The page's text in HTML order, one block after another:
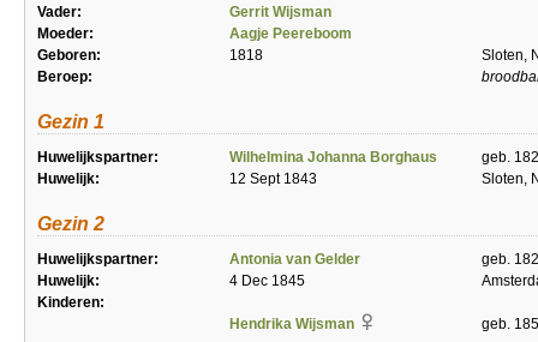
Vader:
Gerrit Wijsman
Moeder:
Aagje Peereboom
Geboren:
1818
Sloten,
Beroep:
Gezin 1
Huwelijkspartner: Wilhelmina Johanna Borghaus
geb.
Huwelijk:
12 Sept 1843 Sloten,
Gezin 2
Huwelijkspartner: Antonia van Gelder
geb.
Huwelijk:
4 Dec 1845
Kinderen:
Hendrika Wijsman
geb.